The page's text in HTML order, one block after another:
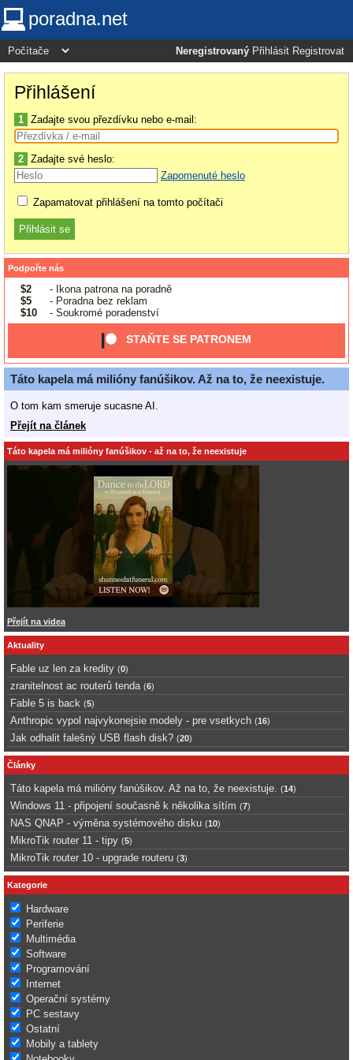
poradna.net
Neregistrovaný Přihlásit Registrovat
Přihlášení
1 Zadajte svou přezdívku nebo e-mail:
2 Zadajte své heslo:
Zapomenuté heslo
Zapamatovat přihlášení na tomto počítači
Podpořte nás
$2
- Ikona patrona na poradně
$5
- Poradna bez reklam
$10
- Soukromé poradenství
STAŇTE SE PATRONEM
Táto kapela má milióny fanúšikov. Až na to, že neexistuje.
O tom kam smeruje sucasne AI.
Přejít na článek
Táto kapela má milióny fanúšikov - až na to, že neexistuje
Přejít na videa
Aktuality
Fable uz len za kredity (0)
zranitelnost ac routerů tenda (6)
Fable 5 is back (5)
Anthropic vypol najvykonejsie modely - pre vsetkych (16)
Jak odhalit falešný USB flash disk? (20)
Články
Táto kapela má milióny fanúšikov. Až na to, že neexistuje. (14)
Windows 11 - připojení současně k několika sítím (7)
NAS QNAP - výměna systémového disku (10)
MikroTik router 11 - tipy (5)
MikroTik router 10 - upgrade routeru (3)
Kategorie
Hardware
Periferie
Multimédia
Software
Programování
Internet
Operační systémy
PC sestavy
Ostatní
Mobily a tablety